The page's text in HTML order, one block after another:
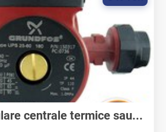
centrale termice sau...